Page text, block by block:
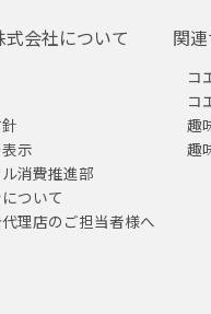
会社について
示
消費推進部
ついて
理店のご担当者様へ
関
コ
コ
趣
趣